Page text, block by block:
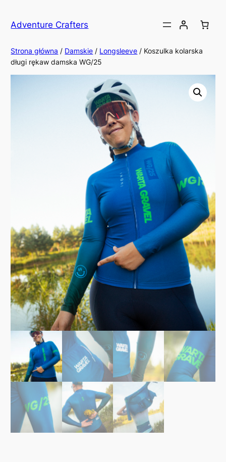
doAdventure Crafters
Strona główna / Damskie / Longsleeve / Koszulka kolarska
długi rękaw damska WG/25